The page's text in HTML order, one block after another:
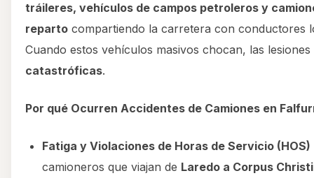
tráileres, vehículos de campos petroleros y
reparto compartiendo la carretera con conductores
Cuando estos vehículos masivos chocan, las
catastróficas.
Por qué Ocurren Accidentes de Camiones en
Fatiga y Violaciones de Horas de Servicio (HOS)
camioneros que viajan de Laredo a Corpus Christi